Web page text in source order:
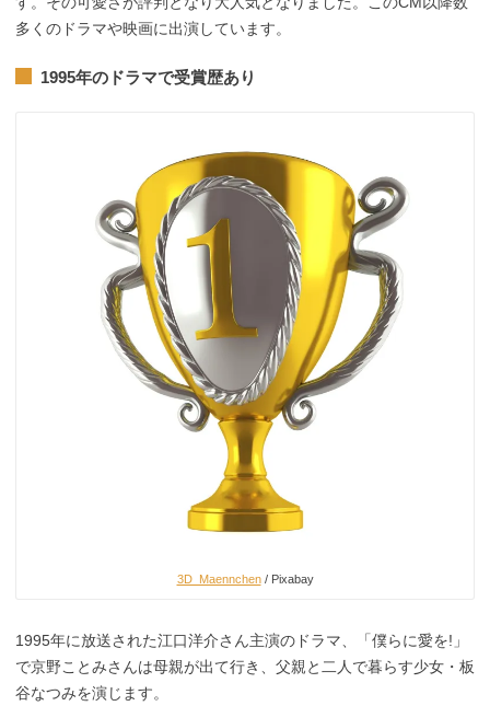
多くのドラマや映画に出演しています。
1995年のドラマで受賞歴あり
3D_Maennchen/ Pixabay
1995年に放送された江口洋介さん主演のドラマ、「僕らに愛を!」
で京野ことみさんは母親が出て行き、父親と二人で暮らす少女・板
谷なつみを演じます。